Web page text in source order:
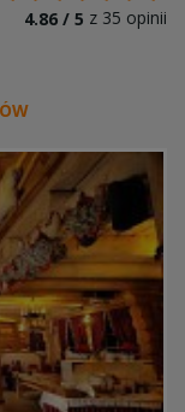
4.86 / 5 z 35 opinii